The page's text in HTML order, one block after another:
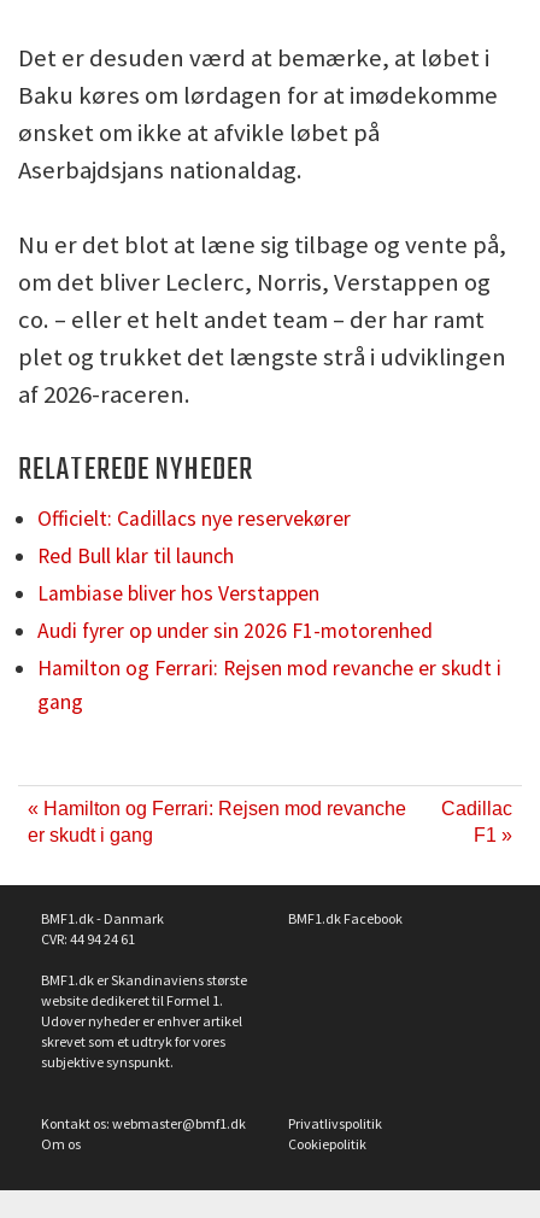
Det er desuden værd at bemærke, at løbet i
Baku køres om lørdagen for at imødekomme
ønsket om ikke at afvikle løbet på
Aserbajdsjans nationaldag.
Nu er det blot at læne sig tilbage og vente på,
om det bliver Leclerc, Norris, Verstappen og
co. – eller et helt andet team – der har ramt
plet og trukket det længste strå i udviklingen
af 2026-raceren.
RELATEREDE NYHEDER
Officielt: Cadillacs nye reservekører
Red Bull klar til launch
Lambiase bliver hos Verstappen
Audi fyrer op under sin 2026 F1-motorenhed
Hamilton og Ferrari: Rejsen mod revanche er skudt i
gang
« Hamilton og Ferrari: Rejsen mod revanche
er skudt i gang
Cadillac
F1 »
BMF1.dk - Danmark
CVR: 44 94 24 61
BMF1.dk er Skandinaviens største
website dedikeret til Formel 1.
Udover nyheder er enhver artikel
skrevet som et udtryk for vores
subjektive synspunkt.
BMF1.dk Facebook
Kontakt os: webmaster@bmf1.dk
Om os
Privatlivspolitik
Cookiepolitik